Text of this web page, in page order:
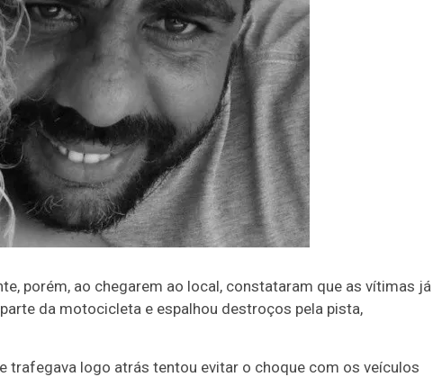
porém, ao chegarem ao local, constataram que as vítimas já
da motocicleta e espalhou destroços pela pista,
trafegava logo atrás tentou evitar o choque com os veículos